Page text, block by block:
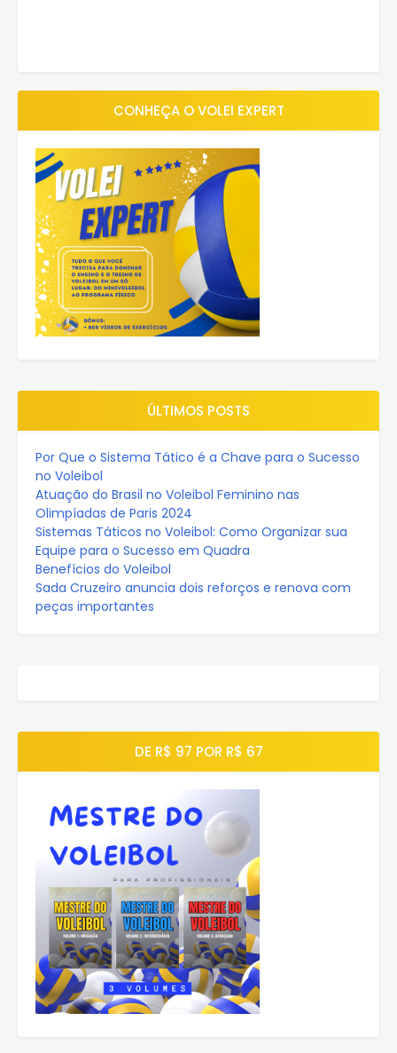
CONHEÇA O VOLEI EXPERT
ÚLTIMOS POSTS
Por Que o Sistema Tático é a Chave para o Sucesso
no Voleibol
Atuação do Brasil no Voleibol Feminino nas
Olimpíadas de Paris 2024
Sistemas Táticos no Voleibol: Como Organizar sua
Equipe para o Sucesso em Quadra
Benefícios do Voleibol
Sada Cruzeiro anuncia dois reforços e renova com
peças importantes
DE R$ 97 POR R$ 67